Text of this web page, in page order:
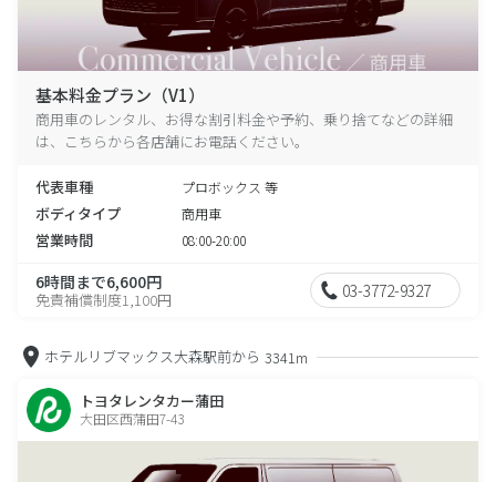
基本料金プラン（V1）
商用車のレンタル、お得な割引料金や予約、乗り捨てなどの詳細
は、こちらから各店舗にお電話ください。
代表車種 プロボックス 等
ボディタイプ 商用車
営業時間 08:00-20:00
6時間まで6,600円
免責補償制度1,100円 03-3772-9327
ホテルリブマックス大森駅前から 3341m
トヨタレンタカー蒲田
大田区西蒲田7-43